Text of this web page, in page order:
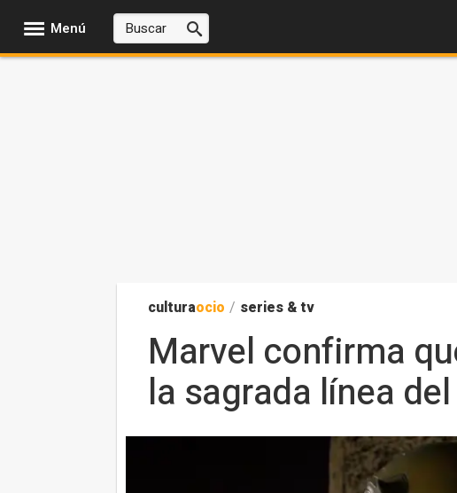
Menú
culturaocio / series & tv
Marvel confirma
la sagrada línea